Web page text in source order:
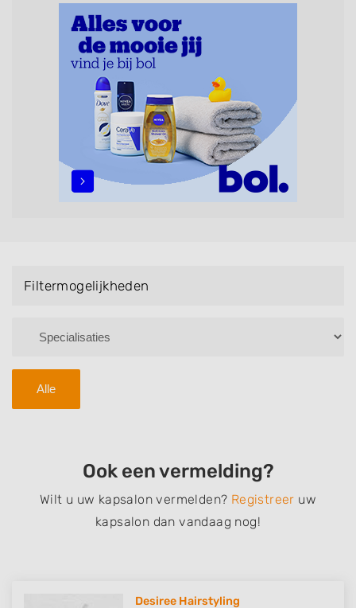
zonder afspraak terecht kunt. De vermelde kappers
kunnen uw haren wassen, knippen, föhnen en kleuren,
maar ook helpen met extensions, balyage, invlechten,
opsteken, weave, een keratinebehandeling, een
permanent, een bruidkapsel, make-up & visagie,
epileren, schoonheidsbehandelingen, het trimmen van
een baard en pruiken. U kunt de zoekresultaten
filteren met behulp van de specialisatie filter en u
Filtermogelijkheden
Alle
Ook een vermelding?
Wilt u uw kapsalon vermelden? Registreer uw
kapsalon dan vandaag nog!
Desiree Hairstyling